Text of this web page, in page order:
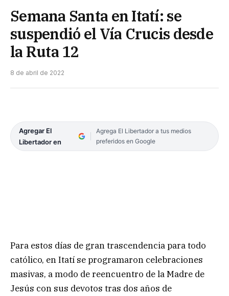
Semana Santa en Itatí: se
suspendió el Vía Crucis desde
la Ruta 12
8 de abril de 2022
Agregar El
Libertador en
Agrega El Libertador a tus medios
preferidos en Google
Para estos días de gran trascendencia para todo
católico, en Itatí se programaron celebraciones
masivas, a modo de reencuentro de la Madre de
Jesús con sus devotos tras dos años de